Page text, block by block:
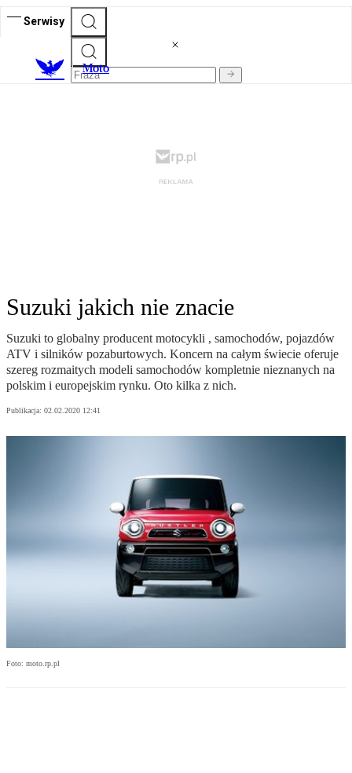
Serwisy
Moto
Suzuki jakich nie znacie
Suzuki to globalny producent motocykli , samochodów, pojazdów
ATV i silników pozaburtowych. Koncern na całym świecie oferuje
szereg rozmaitych modeli samochodów kompletnie nieznanych na
polskim i europejskim rynku. Oto kilka z nich.
Publikacja: 02.02.2020 12:41
Foto: moto.rp.pl